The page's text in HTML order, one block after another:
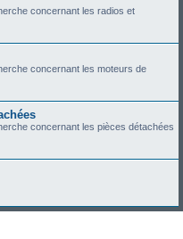
concernant les radios et
concernant les moteurs de
concernant les pièces détachées